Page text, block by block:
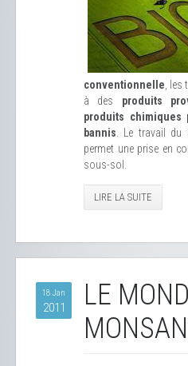
conventionnelle ,
à des produits
produits chimiques
bannis . Le travail
permet une prise en
sous-sol.
LIRE LA SUITE
18 Jan
2011
LE